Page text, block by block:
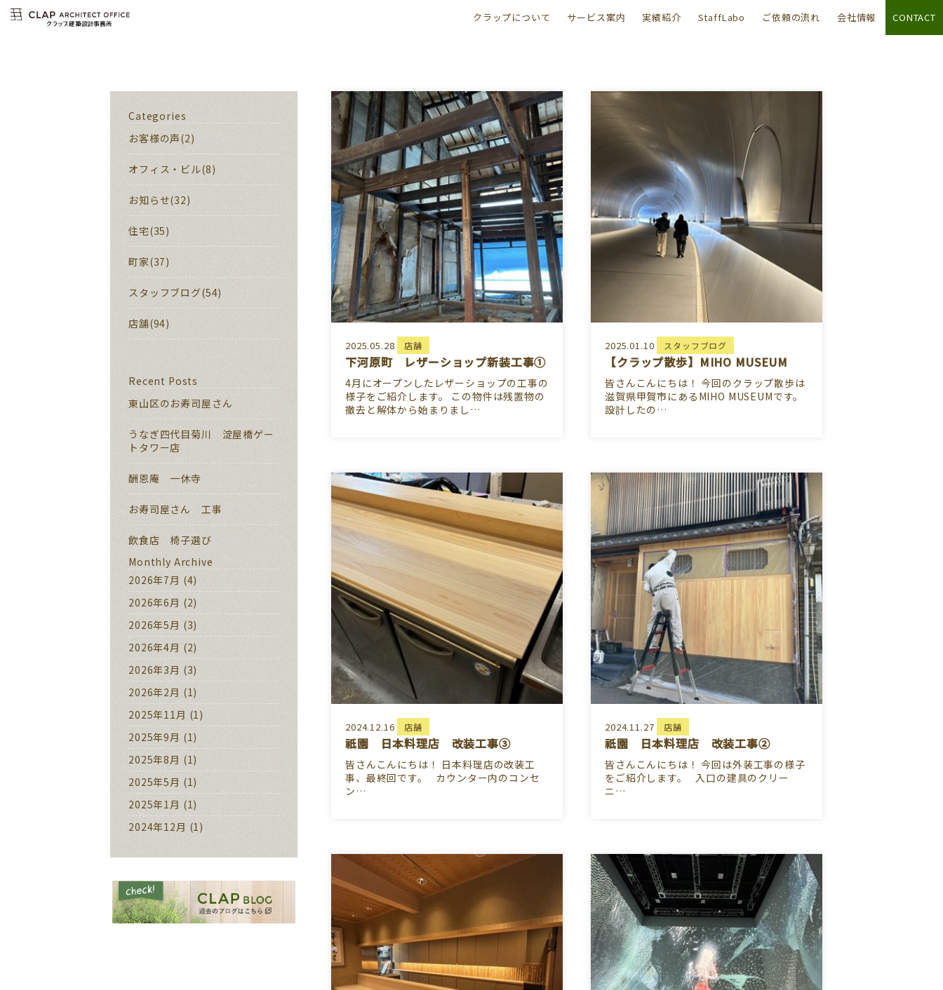
クラップについて サービス案内 実績紹介 StaffLabo ご依頼の流れ 会社情報 CONTACT
2025.05.28 店舗
下河原町 レザーショップ新装工事①
4月にオープンしたレザーショップの工事の
様子をご紹介します。 この物件は残置物の
撤去と解体から始まりまし…
2025.01.10 スタッフブログ
【クラップ散歩】MIHO MUSEUM
皆さんこんにちは！ 今回のクラップ散歩は
滋賀県甲賀市にあるMIHO MUSEUMです。
設計したの…
2024.12.16 店舗
祇園 日本料理店 改装工事③
皆さんこんにちは！ 日本料理店の改装工
事、最終回です。 カウンター内のコンセ
ン…
2024.11.27 店舗
祇園 日本料理店 改装工事②
皆さんこんにちは！ 今回は外装工事の様子
をご紹介します。 入口の建具のクリー
ニ…
Categories
お客様の声(2)
オフィス・ビル(8)
お知らせ(32)
住宅(35)
町家(37)
スタッフブログ(54)
店舗(94)
Recent Posts
東山区のお寿司屋さん
うなぎ四代目菊川 淀屋橋ゲー
トタワー店
酬恩庵 一休寺
お寿司屋さん 工事
飲食店 椅子選び
Monthly Archive
2026年7月 (4)
2026年6月 (2)
2026年5月 (3)
2026年4月 (2)
2026年3月 (3)
2026年2月 (1)
2025年11月 (1)
2025年9月 (1)
2025年8月 (1)
2025年5月 (1)
2025年1月 (1)
2024年12月 (1)